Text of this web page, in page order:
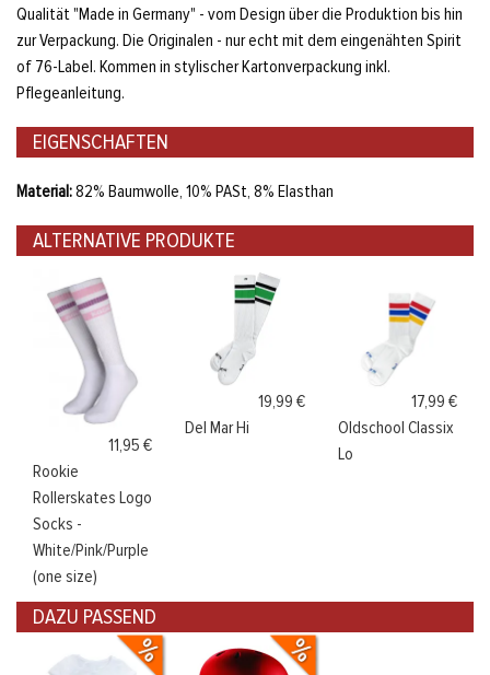
Qualität "Made in Germany" - vom Design über die Produktion bis hin
zur Verpackung. Die Originalen - nur echt mit dem eingenähten Spirit
of 76-Label. Kommen in stylischer Kartonverpackung inkl.
Pflegeanleitung.
EIGENSCHAFTEN
Material:82% Baumwolle, 10% PASt, 8% Elasthan
ALTERNATIVE PRODUKTE
11,95 €
Rookie
Rollerskates Logo
Socks -
White/Pink/Purple
(one size)
19,99 €
Del Mar Hi
17,99 €
Oldschool Classix
Lo
DAZU PASSEND